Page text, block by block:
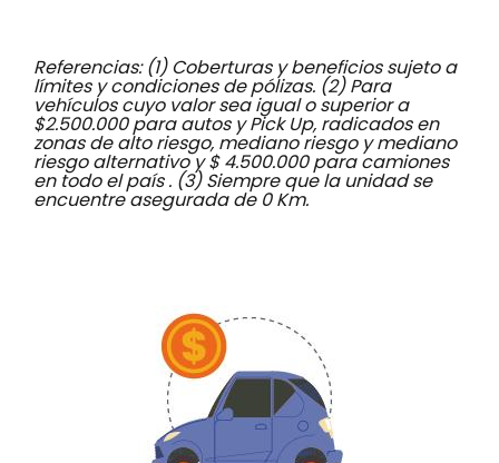
Referencias: (1) Coberturas y beneficios sujeto a
límites y condiciones de pólizas. (2) Para
vehículos cuyo valor sea igual o superior a
$2.500.000 para autos y Pick Up, radicados en
zonas de alto riesgo, mediano riesgo y mediano
riesgo alternativo y $ 4.500.000 para camiones
en todo el país . (3) Siempre que la unidad se
encuentre asegurada de 0 Km.